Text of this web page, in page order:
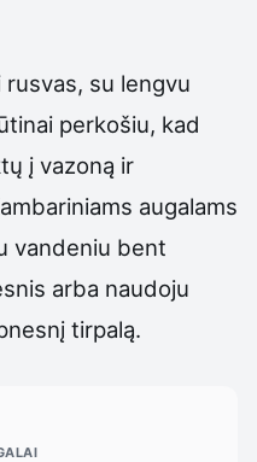
su lengvu
perkošiu, kad
į vazoną ir
augalams
vandeniu bent
arba naudoju
tirpalą.